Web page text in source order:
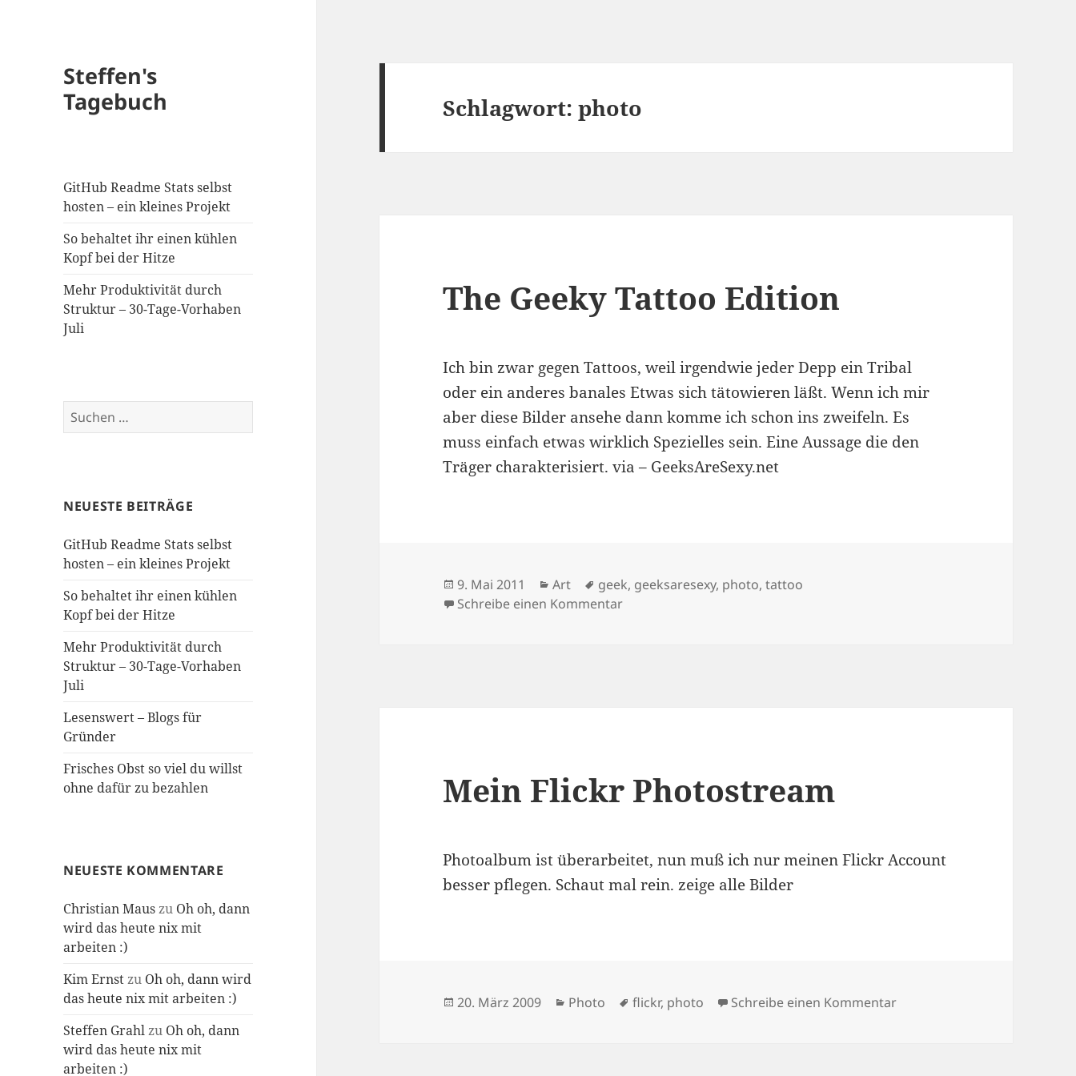
Steffen's
Tagebuch
GitHub Readme Stats selbst
hosten – ein kleines Projekt
So behaltet ihr einen kühlen
Kopf bei der Hitze
Mehr Produktivität durch
Struktur – 30-Tage-Vorhaben
Juli
Suchen
nach:
NEUESTE BEITRÄGE
GitHub Readme Stats selbst
hosten – ein kleines Projekt
So behaltet ihr einen kühlen
Kopf bei der Hitze
Mehr Produktivität durch
Struktur – 30-Tage-Vorhaben
Juli
Lesenswert – Blogs für
Gründer
Frisches Obst so viel du willst
ohne dafür zu bezahlen
NEUESTE KOMMENTARE
Christian Mauszu Oh oh, dann
wird das heute nix mit
arbeiten :)
Kim Ernstzu Oh oh, dann wird
das heute nix mit arbeiten :)
Steffen Grahlzu Oh oh, dann
wird das heute nix mit
arbeiten :)
Schlagwort:photo
The Geeky Tattoo Edition
Ich bin zwar gegen Tattoos, weil irgendwie jeder Depp ein Tribal
oder ein anderes banales Etwas sich tätowieren läßt. Wenn ich mir
aber diese Bilder ansehe dann komme ich schon ins zweifeln. Es
muss einfach etwas wirklich Spezielles sein. Eine Aussage die den
Träger charakterisiert. via – GeeksAreSexy.net
Veröffentlicht
am
9. Mai 2011 Kategorien
Art Schlagwörter
geek, geeksaresexy, photo,tattoo
Schreibe einen Kommentarzu The Geeky Tattoo Edition
Mein Flickr Photostream
Photoalbum ist überarbeitet, nun muß ich nur meinen Flickr Account
besser pflegen. Schaut mal rein. zeige alle Bilder
Veröffentlicht
20. März 2009 Kategorien
Photo Schlagwörter
flickr, photo Schreibe einen Kommentarzu Mein Flickr Photostream